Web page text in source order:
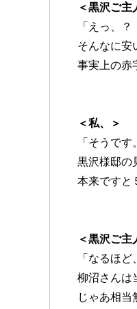
＜黒沢ご主
「えっ、？
そんなに安
事実上の赤
＜私、＞
「そうで
黒沢様邸の
本来ですと
＜黒沢ご主
「なるほど
柳沼さんは
じゃあ相当